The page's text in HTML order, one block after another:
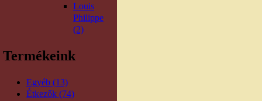
Louis
Philippe
(2)
Termékeink
Egyéb (13)
Étkezők (74)